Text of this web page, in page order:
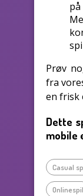
Prøv
fra
en frisk
Dette
mobile
Casual
Onlinespil